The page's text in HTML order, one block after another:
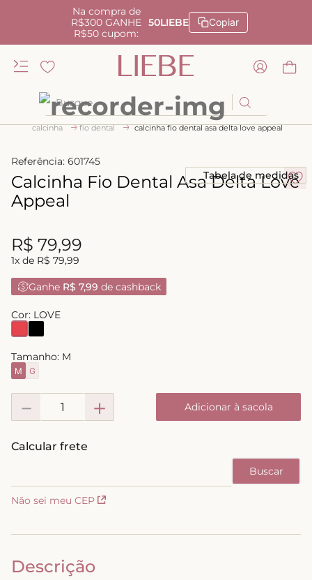
Na compra de
R$300 GANHE
R$50 cupom:
50LIEBE Copiar
Busque
calcinha fio dental calcinha fio dental asa delta love appeal
Referência: 601745
Calcinha Fio Dental Asa Delta Love
Appeal
R$ 79,99
1x de R$ 79,99
Ganhe R$ 7,99 de cashback
Tabela de medidas
Cor: LOVE
Tamanho: M
M G
＋
－ Adicionar à sacola
Não sei meu CEP
Descrição
kiss me
camisola
sutiã
anatomic
calcinha alta
biquini
10º calcinha